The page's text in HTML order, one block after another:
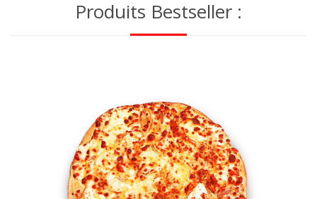
Produits Bestseller :